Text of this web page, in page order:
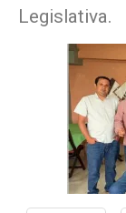
Legislativa.